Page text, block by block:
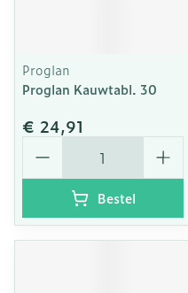
Proglan
Proglan Kauwtabl. 30
€ 24,91
Aantal
Bestel